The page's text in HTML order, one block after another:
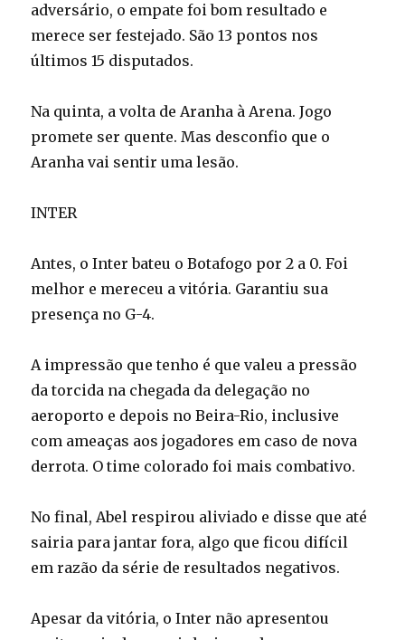
adversário, o empate foi bom resultado e
merece ser festejado. São 13 pontos nos
últimos 15 disputados.
Na quinta, a volta de Aranha à Arena. Jogo
promete ser quente. Mas desconfio que o
Aranha vai sentir uma lesão.
INTER
Antes, o Inter bateu o Botafogo por 2 a 0. Foi
melhor e mereceu a vitória. Garantiu sua
presença no G-4.
A impressão que tenho é que valeu a pressão
da torcida na chegada da delegação no
aeroporto e depois no Beira-Rio, inclusive
com ameaças aos jogadores em caso de nova
derrota. O time colorado foi mais combativo.
No final, Abel respirou aliviado e disse que até
sairia para jantar fora, algo que ficou difícil
em razão da série de resultados negativos.
Apesar da vitória, o Inter não apresentou